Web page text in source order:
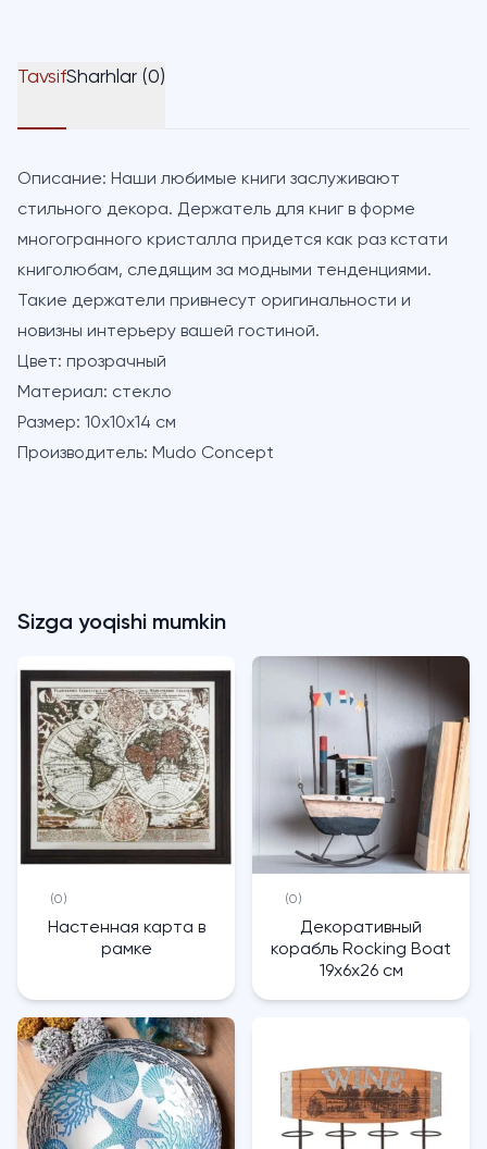
TavsifSharhlar (0)
Описание: Наши любимые книги заслуживают
стильного декора. Держатель для книг в форме
многогранного кристалла придется как раз кстати
книголюбам, следящим за модными тенденциями.
Такие держатели привнесут оригинальности и
новизны интерьеру вашей гостиной.
Цвет: прозрачный
Материал: стекло
Размер: 10х10х14 см
Производитель: Mudo Concept
Sizga yoqishi mumkin
(0)
Настенная карта в
рамке
(0)
Декоративный
корабль Rocking Boat
19х6х26 см